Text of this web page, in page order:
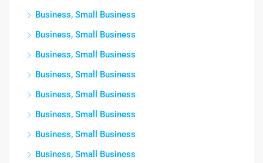
Business, Small Business
Business, Small Business
Business, Small Business
Business, Small Business
Business, Small Business
Business, Small Business
Business, Small Business
Business, Small Business